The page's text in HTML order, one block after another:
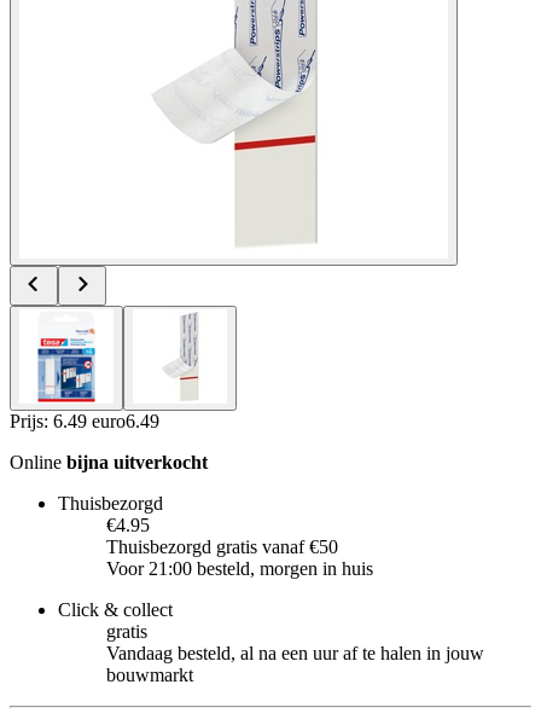
Prijs: 6.49 euro6.49
Online bijna uitverkocht
Thuisbezorgd
€4.95
Thuisbezorgd gratis vanaf €50
Voor 21:00 besteld, morgen in huis
Click & collect
gratis
Vandaag besteld, al na een uur af te halen in jouw
bouwmarkt